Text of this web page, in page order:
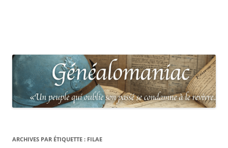
ARCHIVES PAR ÉTIQUETTE : FILAE